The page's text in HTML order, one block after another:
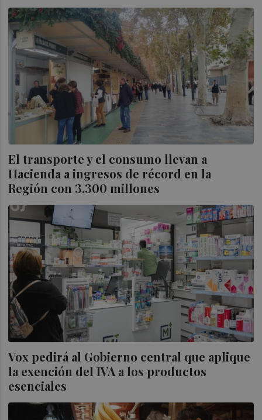
El transporte y el consumo llevan a
Hacienda a ingresos de récord en la
Región con 3.300 millones
Vox pedirá al Gobierno central que aplique
la exención del IVA a los productos
esenciales